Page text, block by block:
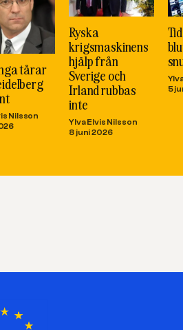
tårar
Nilsson
Ryska
krigsmaskinens
hjälp från
Sverige och
Irland rubbas
inte
Ylva Elvis Nilsson
8 juni 2026
5